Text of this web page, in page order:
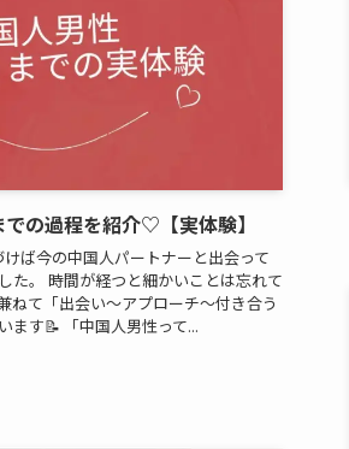
の過程を紹介♡【実体験】
ば今の中国人パートナーと出会って
た。 時間が経つと細かいことは忘れて
ねて「出会い～アプローチ～付き合う
ます📝 「中国人男性って...